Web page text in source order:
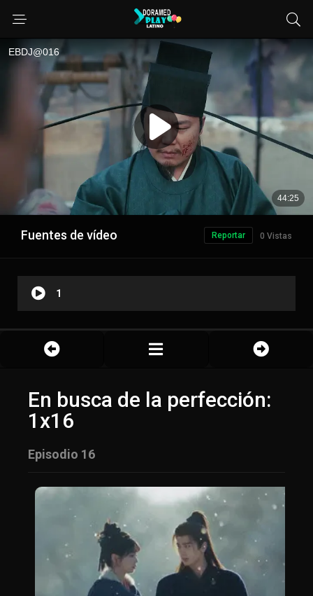
Fuentes de vídeo 0 Vistas
Reportar
1
En busca de la perfección:
1x16
Episodio 16